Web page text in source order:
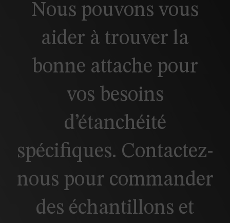
Nous pouvons vous
aider à trouver la
bonne attache pour
vos besoins
d’étanchéité
spécifiques. Contactez-
nous pour commander
des échantillons et